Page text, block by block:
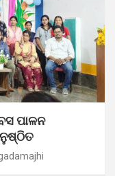
ପାଳନ